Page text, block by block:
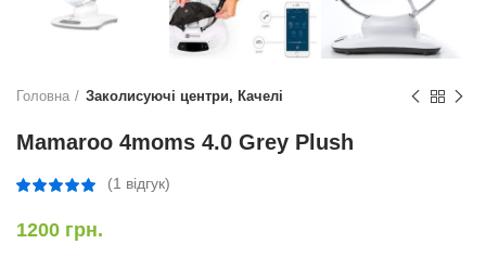
Головна Заколисуючі центри, Качелі
Mamaroo 4moms 4.0 Grey Plush
(1 відгук)
1200 грн.